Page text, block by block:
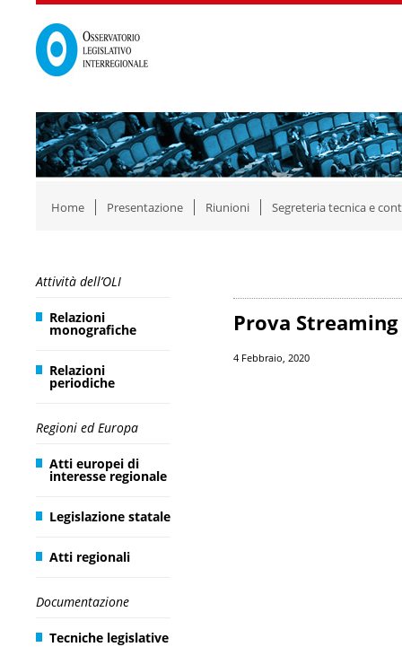
Home Presentazione Riunioni Segreteria tecnica e
Attività dell’OLI
Relazioni
monografiche
Relazioni
periodiche
Regioni ed Europa
Atti europei di
interesse regionale
Legislazione statale
Atti regionali
Documentazione
Tecniche legislative
Prova Streaming
4 Febbraio, 2020